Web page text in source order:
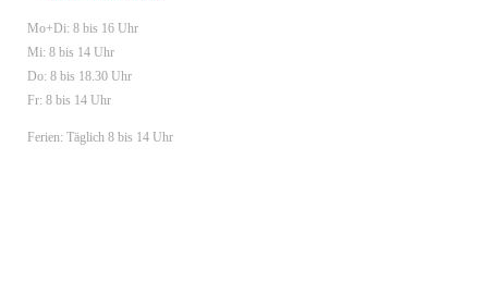
Mo+Di: 8 bis 16 Uhr
Mi: 8 bis 14 Uhr
Do: 8 bis 18.30 Uhr
Fr: 8 bis 14 Uhr
Ferien: Täglich 8 bis 14 Uhr